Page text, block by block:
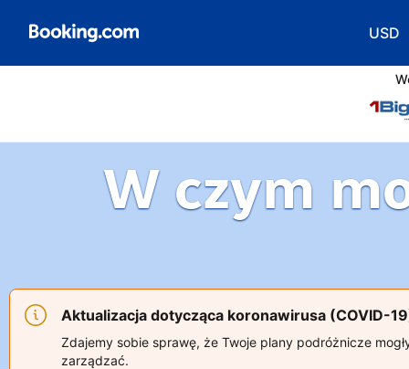
USD
W czym
Aktualizacja dotycząca koronawirusa (COVID-
Zdajemy sobie sprawę, że Twoje plany podróżnicze
zarządzać.